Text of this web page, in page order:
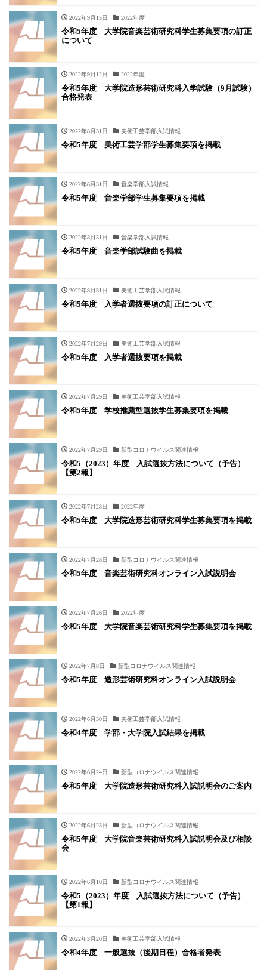
2022年9月15日 2022年度
令和5年度 大学院音楽芸術研究科学生募集要項の訂正
について
2022年9月12日 2022年度
令和5年度 大学院造形芸術研究科入学試験（9月試験）
合格発表
2022年8月31日 美術工芸学部入試情報
令和5年度 美術工芸学部学生募集要項を掲載
2022年8月31日 音楽学部入試情報
令和5年度 音楽学部学生募集要項を掲載
2022年8月31日 音楽学部入試情報
令和5年度 音楽学部試験曲を掲載
2022年8月31日 美術工芸学部入試情報
令和5年度 入学者選抜要項の訂正について
2022年7月29日 美術工芸学部入試情報
令和5年度 入学者選抜要項を掲載
2022年7月29日 美術工芸学部入試情報
令和5年度 学校推薦型選抜学生募集要項を掲載
2022年7月29日 新型コロナウイルス関連情報
令和5（2023）年度 入試選抜方法について（予告）
【第2報】
2022年7月28日 2022年度
令和5年度 大学院造形芸術研究科学生募集要項を掲載
2022年7月28日 新型コロナウイルス関連情報
令和5年度 音楽芸術研究科オンライン入試説明会
2022年7月26日 2022年度
令和5年度 大学院音楽芸術研究科学生募集要項を掲載
2022年7月8日 新型コロナウイルス関連情報
令和5年度 造形芸術研究科オンライン入試説明会
2022年6月30日 美術工芸学部入試情報
令和4年度 学部・大学院入試結果を掲載
2022年6月24日 新型コロナウイルス関連情報
令和5年度 大学院造形芸術研究科入試説明会のご案内
2022年6月23日 新型コロナウイルス関連情報
令和5年度 大学院音楽芸術研究科入試説明会及び相談
会
2022年6月10日 新型コロナウイルス関連情報
令和5（2023）年度 入試選抜方法について（予告）
【第1報】
2022年3月20日 美術工芸学部入試情報
令和4年度 一般選抜（後期日程）合格者発表